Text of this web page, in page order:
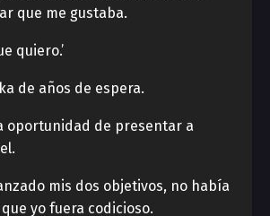
que me gustaba.
quiero.’
de años de espera.
oportunidad de presentar a
mis dos objetivos, no había
yo fuera codicioso.